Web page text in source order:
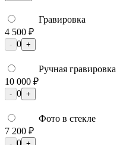
Гравировка
4 500 ₽
- 0 +
Ручная гравировка
10 000 ₽
- 0 +
Фото в стекле
7 200 ₽
0